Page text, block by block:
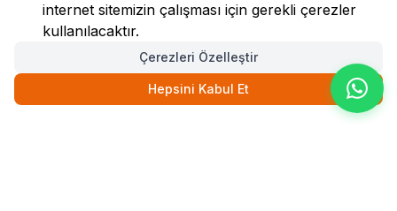
internet sitemizin çalışması için gerekli çerezler
kullanılacaktır.
Çerezleri Özelleştir
Hepsini Kabul Et